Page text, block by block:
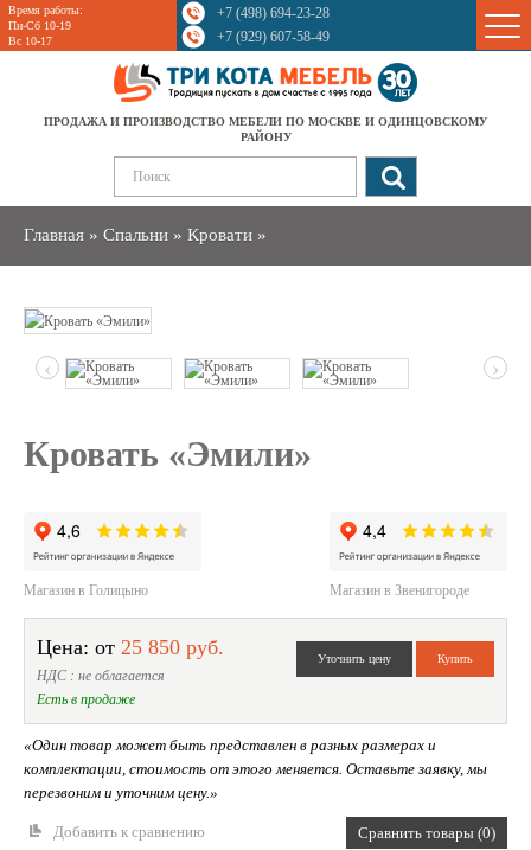
Время работы:
Пн-Сб 10-19
Вс 10-17
+7 (498) 694-23-28
+7 (929) 607-58-49
ПРОДАЖА И ПРОИЗВОДСТВО МЕБЕЛИ ПО МОСКВЕ И ОДИНЦОВСКОМУ
РАЙОНУ
Главная » Спальни » Кровати »
Sale
‹ ›
Кровать «Эмили»
Магазин в Голицыно Магазин в Звенигороде
Цена: от 25 850 руб.
НДС : не облагается
Есть в продаже
«Один товар может быть представлен в разных размерах и
комплектации, стоимость от этого меняется. Оставьте заявку, мы
перезвоним и уточним цену.»
Добавить к сравнению Сравнить товары (0)